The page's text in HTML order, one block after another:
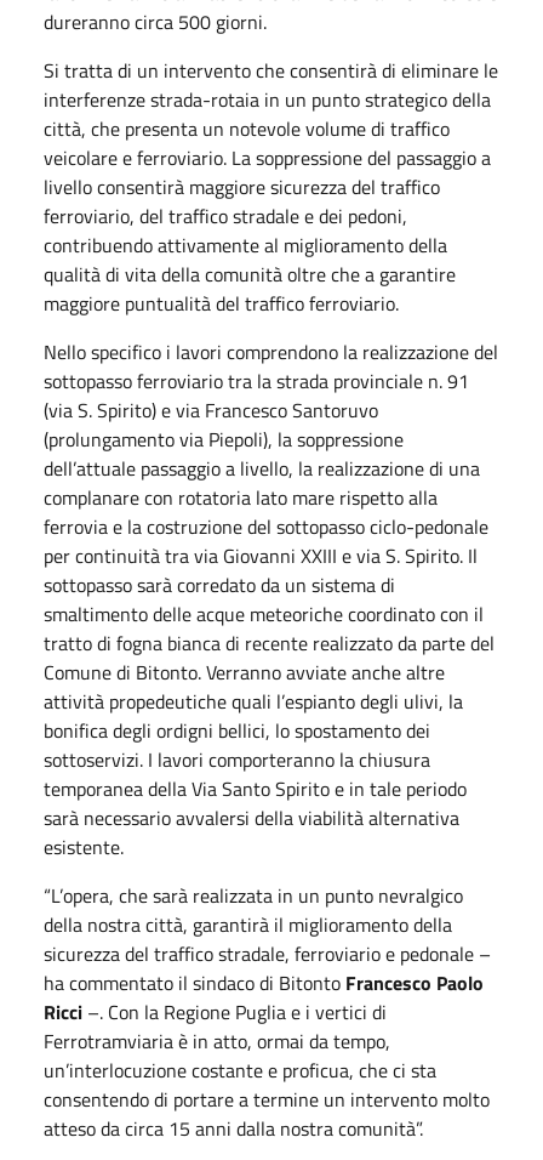
dureranno circa 500 giorni.
Si tratta di un intervento che consentirà di eliminare le
interferenze strada-rotaia in un punto strategico della
città, che presenta un notevole volume di traffico
veicolare e ferroviario. La soppressione del passaggio a
livello consentirà maggiore sicurezza del traffico
ferroviario, del traffico stradale e dei pedoni,
contribuendo attivamente al miglioramento della
qualità di vita della comunità oltre che a garantire
maggiore puntualità del traffico ferroviario.
Nello specifico i lavori comprendono la realizzazione del
sottopasso ferroviario tra la strada provinciale n. 91
(via S. Spirito) e via Francesco Santoruvo
(prolungamento via Piepoli), la soppressione
dell’attuale passaggio a livello, la realizzazione di una
complanare con rotatoria lato mare rispetto alla
ferrovia e la costruzione del sottopasso ciclo-pedonale
per continuità tra via Giovanni XXIII e via S. Spirito. Il
sottopasso sarà corredato da un sistema di
smaltimento delle acque meteoriche coordinato con il
tratto di fogna bianca di recente realizzato da parte del
Comune di Bitonto. Verranno avviate anche altre
attività propedeutiche quali l’espianto degli ulivi, la
bonifica degli ordigni bellici, lo spostamento dei
sottoservizi. I lavori comporteranno la chiusura
temporanea della Via Santo Spirito e in tale periodo
sarà necessario avvalersi della viabilità alternativa
esistente.
“L’opera, che sarà realizzata in un punto nevralgico
della nostra città, garantirà il miglioramento della
sicurezza del traffico stradale, ferroviario e pedonale –
ha commentato il sindaco di Bitonto Francesco Paolo
Ricci –. Con la Regione Puglia e i vertici di
Ferrotramviaria è in atto, ormai da tempo,
un’interlocuzione costante e proficua, che ci sta
consentendo di portare a termine un intervento molto
atteso da circa 15 anni dalla nostra comunità”.